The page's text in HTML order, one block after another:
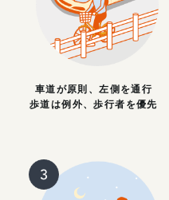
車道が原則、左側を通行
歩道は例外、歩行者を優先